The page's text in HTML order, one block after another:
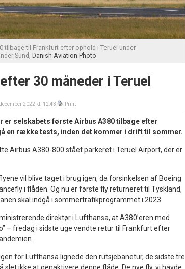
til Frankfurt efter ophold i Teruel under
Sund, Danish Aviation Photo
30 måneder i Teruel
2022 kl. 12:43 Print
er selskabets første Airbus A380 tilbage efter
en række tests, inden det kommer i drift til sommer.
Airbus A380-800 stået parkeret i Teruel Airport, der er
vil blive taget i brug igen, da forsinkelsen af Boeing
i flåden. Og nu er første fly returneret til Tyskland,
skal indgå i sommertrafikprogrammet i 2023.
direktør i Lufthansa, at A380’eren med
– fredag i sidste uge vendte retur til Frankfurt efter
for Lufthansa lignede den rutsjebanetur, de sidste tre